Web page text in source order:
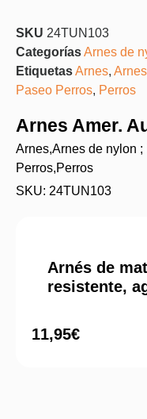
SKU 24TUN103
CategoríasArnes de
EtiquetasArnes,
Paseo Perros, Perros
Arnes Amer.
Arnes,Arnes de nylon
Perros,Perros
SKU: 24TUN103
Arnés de
resistente,
11,95€